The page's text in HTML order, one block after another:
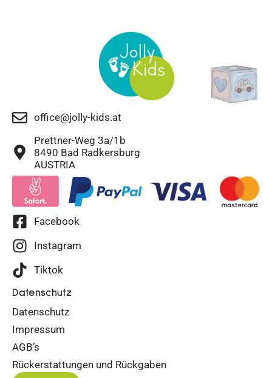
office@jolly-kids.at
Prettner-Weg 3a/1b
8490 Bad Radkersburg
AUSTRIA
Facebook
Instagram
Tiktok
Datenschutz
Datenschutz
Impressum
AGB’s
Rückerstattungen und Rückgaben